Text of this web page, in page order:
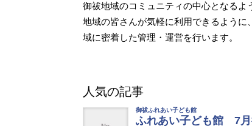
御祓地域のコミュニティの中心となるよ
地域の皆さんが気軽に利用できるように
域に密着した管理・運営を行います。
人気の記事